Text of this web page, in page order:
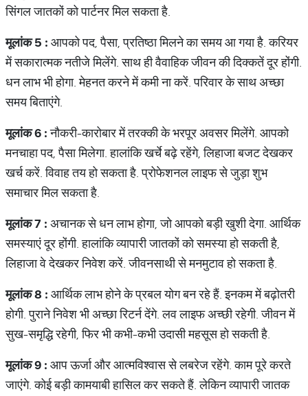
सिंगल जातकों को पार्टनर मिल सकता है.
मूलांक5 : आपको पद, पैसा, प्रतिष्‍ठा मिलने का समय आ गया है. करियर
में सकारात्‍मक न‍तीजे मिलेंगे. साथ ही वैवाहिक जीवन की दिक्कतें दूर होंगी.
धन लाभ भी होगा. मेहनत करने में कमी ना करें. परिवार के साथ अच्‍छा
समय बिताएंगे.
मूलांक6 :नौकरी-कारोबार में तरक्की के भरपूर अवसर मिलेंगे. आपको
मनचाहा पद, पैसा मिलेगा. हालांकि खर्चे बढ़े रहेंगे, लिहाजा बजट देखकर
खर्च करें. विवाह तय हो सकता है. प्रोफेशनल लाइफ से जुड़ा शुभ
समाचार मिल सकता है.
मूलांक7 : अचानक से धन लाभ होगा, जो आपको बड़ी खुशी देगा. आर्थिक
समस्‍याएं दूर होंगी. हालांकि व्‍यापारी जातकों को समस्‍या हो सकती है,
लिहाजा वे देखकर निवेश करें. जीवनसाथी से मनमुटाव हो सकता है.
मूलांक8 : आर्थिक लाभ होने के प्रबल योग बन रहे हैं. इनकम में बढ़ोतरी
होगी. पुराने निवेश भी अच्‍छा रिटर्न देंगे. लव लाइफ अच्‍छी रहेगी. जीवन में
सुख-समृद्धि रहेगी, फिर भी कभी-कभी उदासी महसूस हो सकती है.
मूलांक9 : आप ऊर्जा और आत्मविश्वास से लबरेज रहेंगे. काम पूरे करते
जाएंगे. कोई बड़ी कामयाबी हासिल कर सकते हैं. लेकिन व्‍यापारी जातक